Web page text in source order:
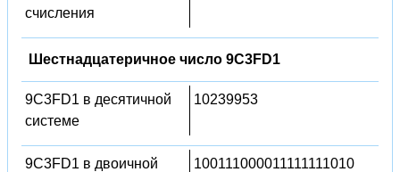
счисления
Шестнадцатеричное число 9C3FD1
9C3FD1 в десятичной
системе
10239953
9C3FD1 в двоичной
100111000011111111010